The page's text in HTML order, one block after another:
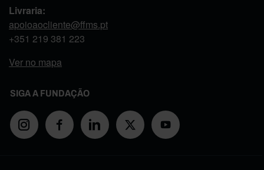
Livraria:
apoioaocliente@ffms.pt
+351 219 381 223
Ver no mapa
SIGA A FUNDAÇÃO